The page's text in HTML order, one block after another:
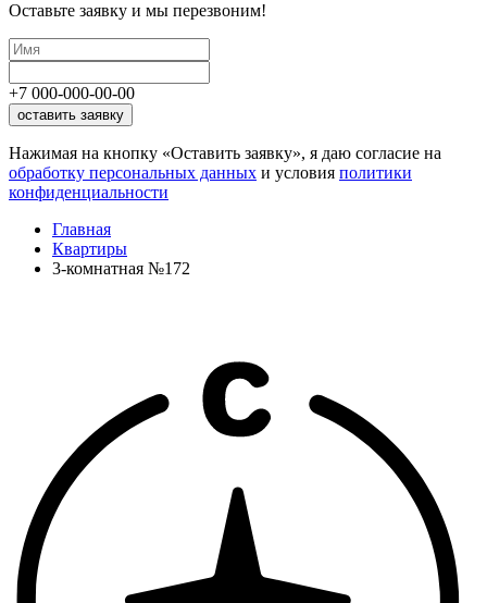
Оставьте заявку и мы перезвоним!
+7 000-000-00-00
оставить заявку
Нажимая на кнопку «Оставить заявку», я даю согласие на
обработку персональных данных и условия политики
конфиденциальности
Главная
Квартиры
3-комнатная №172